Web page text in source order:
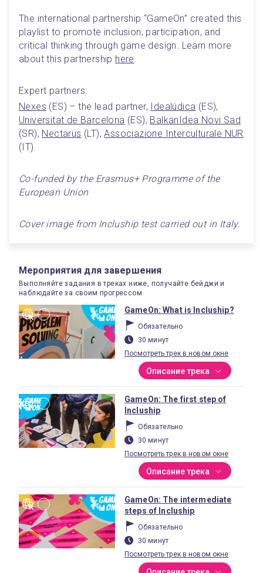
The international partnership “GameOn” created this
playlist to promote inclusion, participation, and
critical thinking through game design. Learn more
about this partnership here.
Expert partners:
Nexes (ES) – the lead partner, Idealúdica
Universitat de Barcelona (ES), BalkanIdea Novi Sad
(SR), Nectarus (LT), Associazione Interculturale NUR
(IT).
Co-funded by the Erasmus+ Programme of the
European Union
Cover image from Incluship test carried out in Italy.
Мероприятия для завершения
Выполняйте задания в треках ниже, получайте бейджи и
наблюдайте за своим прогрессом
GameOn: What is Incluship?
Обязательно
30 минут
Посмотреть трек в новом окне
Описание трека
GameOn: The first step of
Incluship
Обязательно
30 минут
Посмотреть трек в новом окне
Описание трека
GameOn: The intermediate
steps of Incluship
Обязательно
30 минут
Посмотреть трек в новом окне